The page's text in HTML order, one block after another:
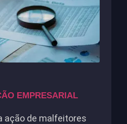
EMPRESARIAL
ação de malfeitores